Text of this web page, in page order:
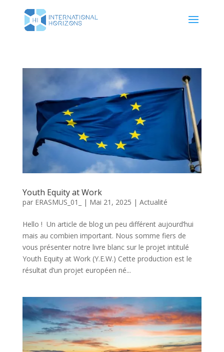
Youth Equity at Work
par ERASMUS_01_ | Mai 21, 2025 | Actualité
Hello ! Un article de blog un peu différent aujourd’hui
mais au combien important. Nous somme fiers de
vous présenter notre livre blanc sur le projet intitulé
Youth Equity at Work (Y.E.W.) Cette production est le
résultat d’un projet européen né...